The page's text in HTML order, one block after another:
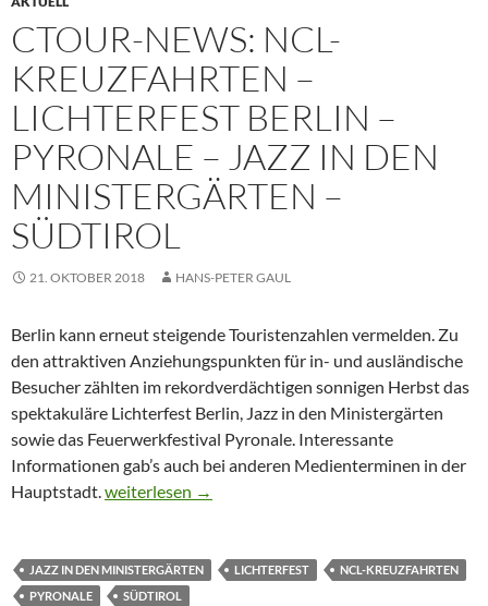
CTOUR-NEWS: NCL-
KREUZFAHRTEN –
LICHTERFEST BERLIN –
PYRONALE – JAZZ IN DEN
MINISTERGÄRTEN –
SÜDTIROL
21. OKTOBER 2018 HANS-PETER GAUL
Berlin kann erneut steigende Touristenzahlen vermelden. Zu
den attraktiven Anziehungspunkten für in- und ausländische
Besucher zählten im rekordverdächtigen sonnigen Herbst das
spektakuläre Lichterfest Berlin, Jazz in den Ministergärten
sowie das Feuerwerkfestival Pyronale. Interessante
Informationen gab’s auch bei anderen Medienterminen in der
Hauptstadt.CTOUR-News: NCL-Kreuzfahrten – Lichterfest
weiterlesen →
JAZZ IN DEN MINISTERGÄRTEN LICHTERFEST
NCL-KREUZFAHRTEN
PYRONALE
SÜDTIROL